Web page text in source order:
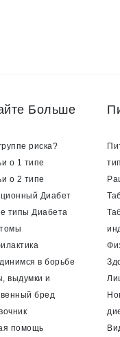
Больше
риска?
о 1 типе
о 2 типе
Диабет
типы Диабета
в борьбе
выдумки и
бред
помощь